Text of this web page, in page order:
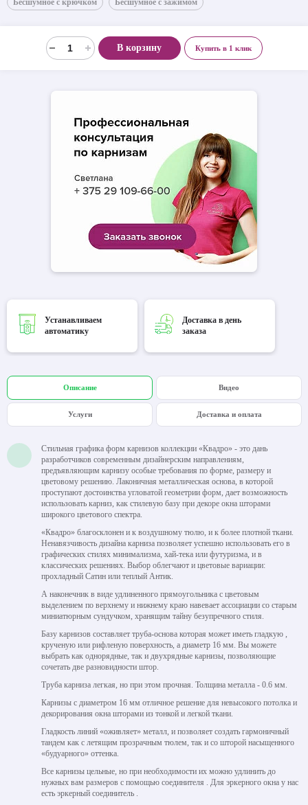
Бесшумное с крючком Бесшумное с зажимом
В корзину Купить в 1 клик
Устанавливаем
автоматику
Доставка в день
заказа
Описание Видео
Услуги Доставка и оплата
Стильная графика форм карнизов коллекции «Квадро» - это дань
разработчиков современным дизайнерским направлениям,
предъявляющим карнизу особые требования по форме, размеру и
цветовому решению. Лаконичная металлическая основа, в которой
проступают достоинства угловатой геометрии форм, дает возможность
использовать карниз, как стилевую базу при декоре окна шторами
широкого цветового спектра.
«Квадро» благосклонен и к воздушному тюлю, и к более плотной ткани.
Ненавязчивость дизайна карниза позволяет успешно использовать его в
графических стилях минимализма, хай-тека или футуризма, и в
классических решениях. Выбор облегчают и цветовые вариации:
прохладный Сатин или теплый Антик.
А наконечник в виде удлиненного прямоугольника с цветовым
выделением по верхнему и нижнему краю навевает ассоциации со старым
миниатюрным сундучком, хранящим тайну безупречного стиля.
Базу карнизов составляет труба-основа которая может иметь гладкую ,
крученую или рифленую поверхность, а диаметр 16 мм. Вы можете
выбрать как однорядные, так и двухрядные карнизы, позволяющие
сочетать две разновидности штор.
Труба карниза легкая, но при этом прочная. Толщина металла - 0.6 мм.
Карнизы с диаметром 16 мм отличное решение для невысокого потолка и
декорирования окна шторами из тонкой и легкой ткани.
Гладкость линий «оживляет» металл, и позволяет создать гармоничный
тандем как с летящим прозрачным тюлем, так и со шторой насыщенного
«будуарного» оттенка.
Все карнизы цельные, но при необходимости их можно удлинить до
нужных вам размеров с помощью соединителя . Для эркерного окна у нас
есть эркерный соединитель .